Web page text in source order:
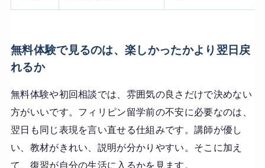
無料体験で見るのは、楽しかったかより翌日戻
れるか
無料体験や初回相談では、雰囲気の良さだけで決めない
方がいいです。フィリピン留学前の不安に必要なのは、
翌日も同じ表現を言い直せる仕組みです。講師が優し
い、教材がきれい、説明が分かりやすい。そこに加え
て、復習が自分の生活に入るかを見ます。